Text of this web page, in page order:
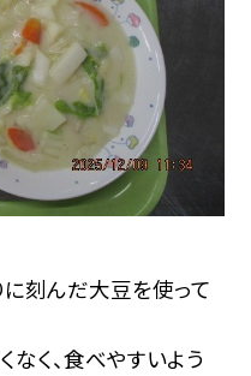
に刻んだ大豆を使って
く、食べやすいよう